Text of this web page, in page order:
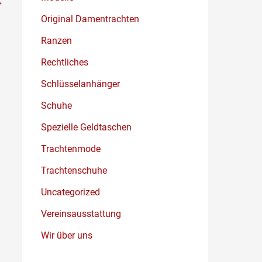
Original Damentrachten
Ranzen
Rechtliches
Schlüsselanhänger
Schuhe
Spezielle Geldtaschen
Trachtenmode
Trachtenschuhe
Uncategorized
Vereinsausstattung
Wir über uns